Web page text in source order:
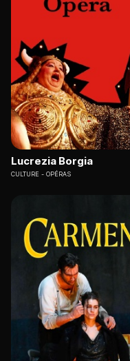
Lucrezia Borgia
CULTURE OPÉRAS